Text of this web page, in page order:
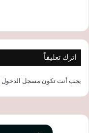
اترك تعليقاً
يجب أنت تكون مسجل الدخول